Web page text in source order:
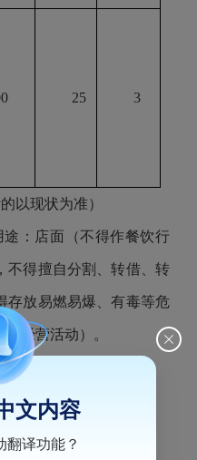
25 3
以现状为准）
： 店面 （不得作餐饮行
不得擅自分割、转借、转
存放易燃易爆、有毒等危
法经营活动）。
租赁期限内）
20000元。
文内容
翻译功能？